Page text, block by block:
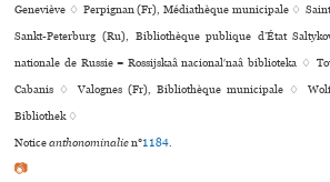
Geneviève ♢ Perpignan (Fr), Médiathèque muni­ci­pale ♢
Sankt-Peterburg (Ru), Bibliothèque publique d’État
nationale de Russie = Rossijskaâ nacionalʹnaâ biblioteka ♢
Cabanis ♢ Valognes (Fr), Bibliothèque muni­ci­pale ♢
Bibliothek ♢
Noticeanthonominalien°1184.
📷